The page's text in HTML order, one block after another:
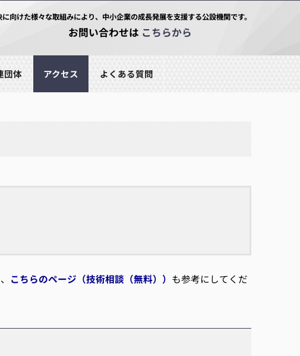
向けた様々な取組みにより、中小企業の成長発展を支援する公設機関です。
お問い合わせは こちらから
団体 アクセス よくある質問
こちらのページ（技術相談（無料）） も参考にしてくだ